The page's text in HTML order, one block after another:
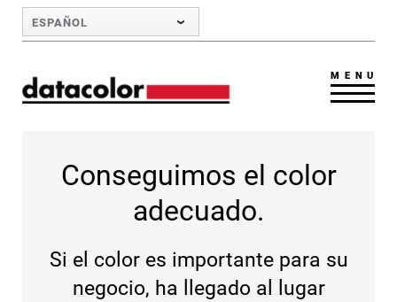
Skip to Main Content
ESPAÑOL
MENU
Conseguimos el color
adecuado.
Si el color es importante para su
negocio, ha llegado al lugar